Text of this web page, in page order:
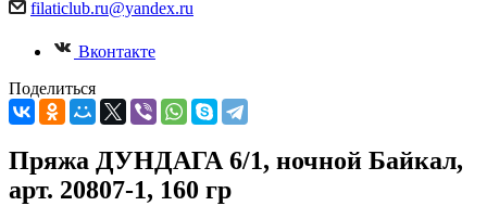
filaticlub.ru@yandex.ru
Вконтакте
Поделиться
Пряжа ДУНДАГА 6/1, ночной Байкал,
арт. 20807-1, 160 гр